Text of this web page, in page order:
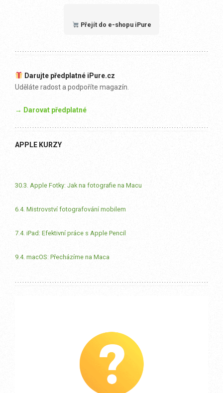
Přejít do e-shopu iPure
Darujte předplatné iPure.cz
Uděláte radost a podpoříte magazín.
→ Darovat předplatné
APPLE KURZY
30.3. Apple Fotky: Jak na fotografie na Macu
6.4. Mistrovství fotografování mobilem
7.4. iPad: Efektivní práce s Apple Pencil
9.4. macOS: Přecházíme na Maca